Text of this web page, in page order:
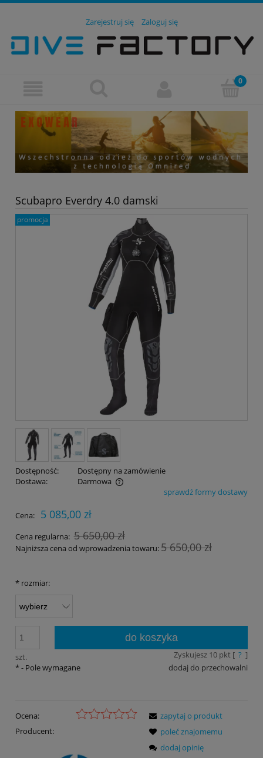
Zarejestruj się Zaloguj się
Scubapro Everdry 4.0 damski
promocja
Dostępność:
Dostępny na zamówienie
Dostawa:
Darmowa
Cena nie zawiera ewentualnych kosztów płatnościsprawdź formy dostawy
Cena: 5 085,00 zł
Cena regularna: 5 650,00 zł
Najniższa cena od wprowadzenia towaru:5 650,00 zł
* rozmiar:
szt.
do koszyka
Zyskujesz 10pkt [ ? ]
dodaj do przechowalni
*- Pole wymagane
Ocena:
Producent:
zapytaj o produkt
poleć znajomemu
dodaj opinię